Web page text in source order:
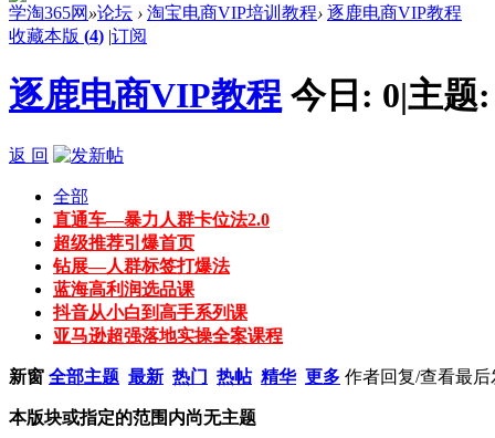
学淘365网 »论坛 › 淘宝电商VIP培训教程› 逐鹿电商VIP教程
收藏本版 (4) |订阅
逐鹿电商VIP教程 今日: 0|主
返 回
全部
直通车—暴力人群卡位法2.0
超级推荐引爆首页
钻展—人群标签打爆法
蓝海高利润选品课
抖音从小白到高手系列课
亚马逊超强落地实操全案课程
新窗 全部主题 最新 热门 热帖 精华 更多 作者回复/查看最后
本版块或指定的范围内尚无主题